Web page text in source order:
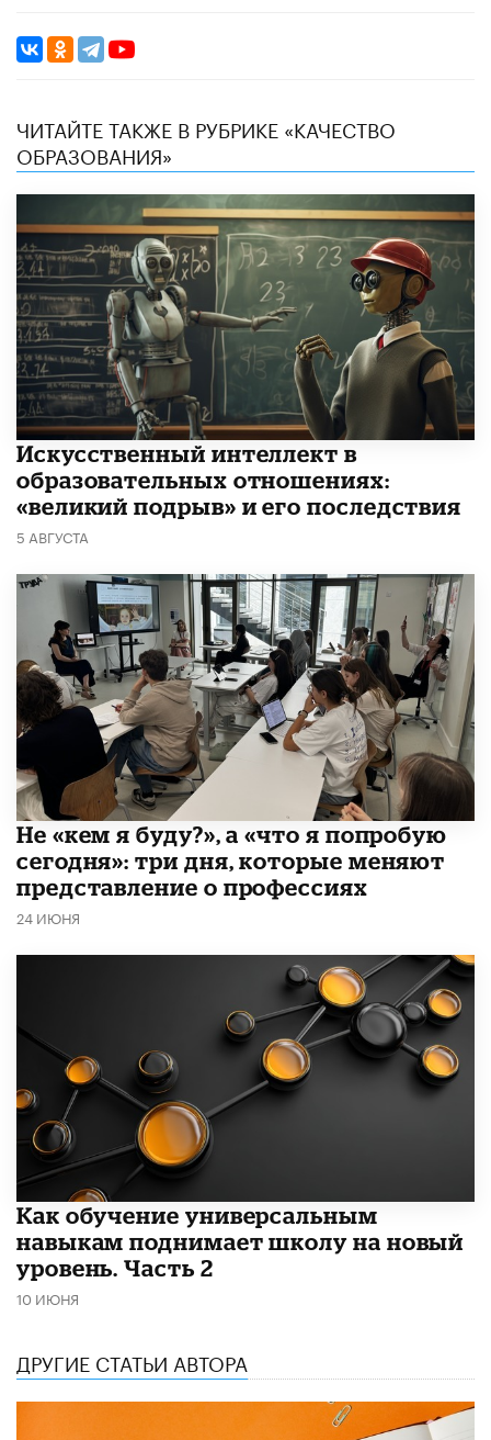
ЧИТАЙТЕ ТАКЖЕ В РУБРИКЕ «КАЧЕСТВО
ОБРАЗОВАНИЯ»
​Искусственный интеллект в
образовательных отношениях:
«великий подрыв» и его последствия
5 АВГУСТА
Не «кем я буду?», а «что я попробую
сегодня»: три дня, которые меняют
представление о профессиях
24 ИЮНЯ
​Как обучение универсальным
навыкам поднимает школу на новый
уровень. Часть 2
10 ИЮНЯ
ДРУГИЕ СТАТЬИ АВТОРА